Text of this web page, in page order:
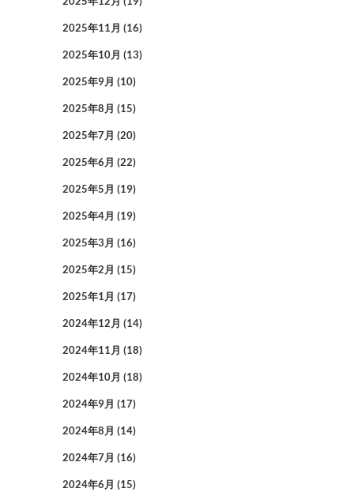
2025年11月 (16)
2025年10月 (13)
2025年9月 (10)
2025年8月 (15)
2025年7月 (20)
2025年6月 (22)
2025年5月 (19)
2025年4月 (19)
2025年3月 (16)
2025年2月 (15)
2025年1月 (17)
2024年12月 (14)
2024年11月 (18)
2024年10月 (18)
2024年9月 (17)
2024年8月 (14)
2024年7月 (16)
2024年6月 (15)